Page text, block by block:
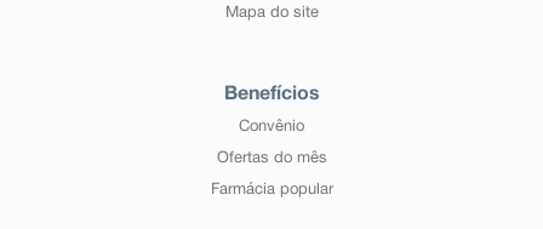
Mapa do site
Benefícios
Convênio
Ofertas do mês
Farmácia popular